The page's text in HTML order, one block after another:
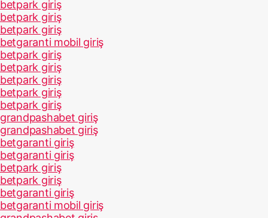
betpark giriş
betpark giriş
betpark giriş
betgaranti mobil giriş
betpark giriş
betpark giriş
betpark giriş
betpark giriş
betpark giriş
grandpashabet giriş
grandpashabet giriş
betgaranti giriş
betgaranti giriş
betpark giriş
betpark giriş
betgaranti giriş
betgaranti mobil giriş